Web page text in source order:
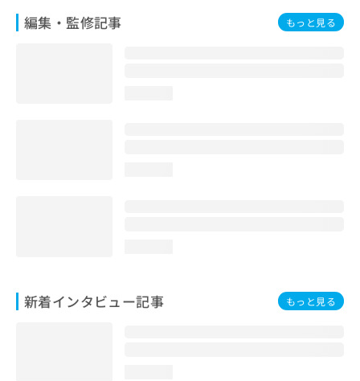
編集・監修記事 もっと見る
新着インタビュー記事 もっと見る